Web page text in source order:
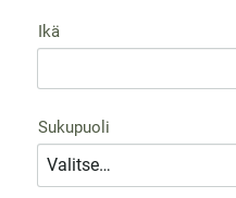
Ikä
Sukupuoli